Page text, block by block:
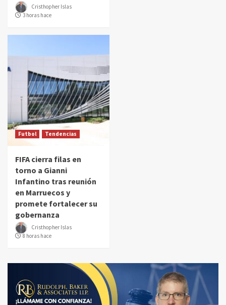
Cristhopher Islas
3 horas hace
Futbol Tendencias
FIFA cierra filas en
torno a Gianni
Infantino tras reunión
en Marruecos y
promete fortalecer su
gobernanza
Cristhopher Islas
8 horas hace